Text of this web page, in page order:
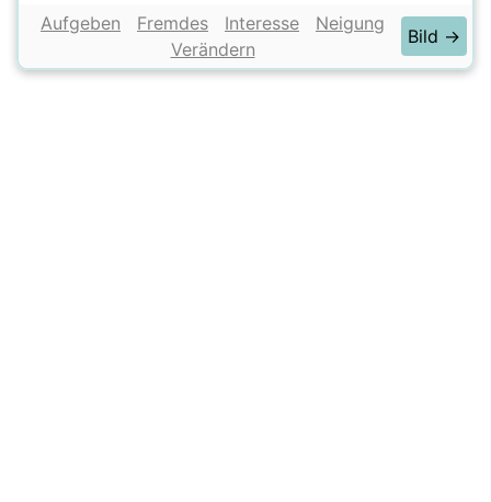
Aufgeben Fremdes Interesse
Neigung
Verändern
Bild →